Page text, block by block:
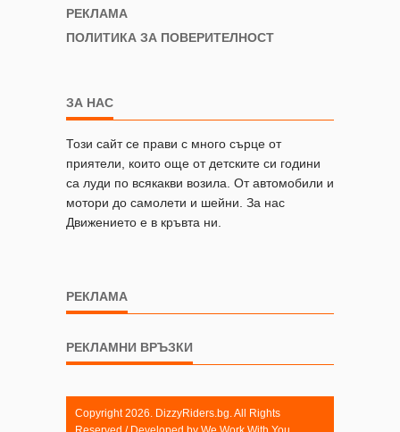
РЕКЛАМА
ПОЛИТИКА ЗА ПОВЕРИТЕЛНОСТ
ЗА НАС
Този сайт се прави с много сърце от
приятели, които още от детските си години
са луди по всякакви возила. От автомобили и
мотори до самолети и шейни. За нас
Движението е в кръвта ни.
РЕКЛАМА
РЕКЛАМНИ ВРЪЗКИ
Copyright 2026. DizzyRiders.bg. All Rights